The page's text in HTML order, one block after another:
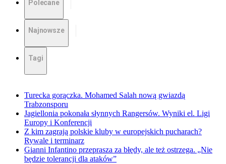
Polecane
Najnowsze
Tagi
Turecka gorączka. Mohamed Salah nową gwiazdą
Trabzonsporu
Jagiellonia pokonała słynnych Rangersów. Wyniki el. Ligi
Europy i Konferencji
Z kim zagrają polskie kluby w europejskich pucharach?
Rywale i terminarz
Gianni Infantino przeprasza za błędy, ale też ostrzega. „Nie
będzie tolerancji dla ataków”